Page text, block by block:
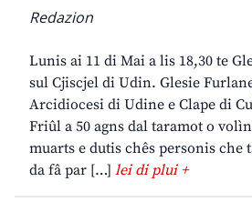
Redazion
Lunis ai 11 di Mai a lis 18,30 te
sul Cjiscjel di Udin. Glesie
Arcidiocesi di Udine e Clape di
Friûl a 50 agns dal taramot o
muarts e dutis chês personis che
da fâ par […] lei di plui +